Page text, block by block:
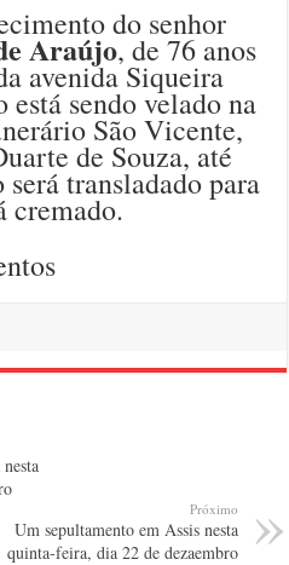
do senhor
Araújo, de 76 anos
avenida Siqueira
sendo velado na
São Vicente,
de Souza, até
será transladado para
cremado.
Próximo
Um sepultamento em Assis nesta
quinta-feira, dia 22 de dezaembro